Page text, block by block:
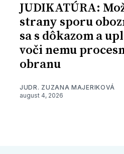
JUDIKATÚRA:
strany sporu
sa s dôkazom a
voči nemu
obranu
JUDR. ZUZANA MAJERIKOVÁ
august 4, 2026